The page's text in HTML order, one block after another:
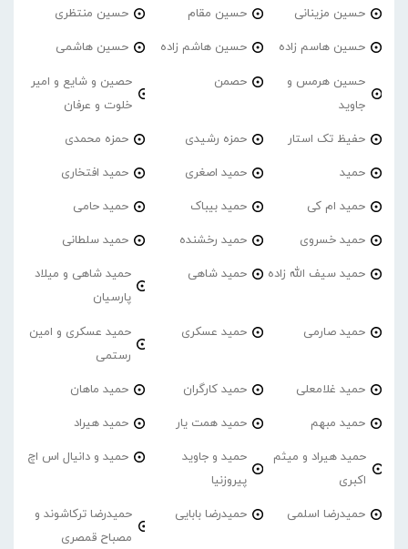
حسین مزینانی حسین مقام حسین منتظری
حسین هاسم زاده حسین هاشم زاده حسین هاشمی
حسین هرمس و
جاوید
حصمن
حصین و شایع و امیر
خلوت و عرفان
حفیظ تک استار حمزه رشیدی حمزه محمدی
حمید حمید اصغری حمید افتخاری
حمید ام کی حمید بیباک حمید حامی
حمید خسروی حمید رخشنده حمید سلطانی
حمید سیف الله زاده حمید شاهی
حمید شاهی و میلاد
پارسیان
حمید صارمی حمید عسکری
حمید عسکری و امین
رستمی
حمید غلامعلی حمید کارگران حمید ماهان
حمید مبهم حمید همت یار حمید هیراد
حمید هیراد و میثم
اکبری
حمید و جاوید
پیروزنیا
حمید و دانیال اس اچ
حمیدرضا اسلمی حمیدرضا بابایی
حمیدرضا ترکاشوند و
مصباح قمصری